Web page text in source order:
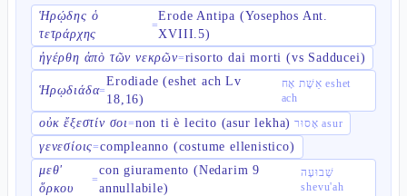
Ἡρῴδης ὁ
τετράρχης
=
Erode Antipa (Yosephos Ant.
XVIII.5)
ἠγέρθη ἀπὸ τῶν νεκρῶν=risorto dai morti (vs Sadducei)
Ἡρῳδιάδα=
Erodiade (eshet ach Lv
18,16)
אֵשֶׁת אָח eshet
ach
οὐκ ἔξεστίν σοι=non ti è lecito (asur lekha) אָסוּר asur
γενεσίοις=compleanno (costume ellenistico)
μεθ'
ὅρκου
=
con giuramento (Nedarim 9
annullabile)
שְׁבוּעָה
shevu'ah